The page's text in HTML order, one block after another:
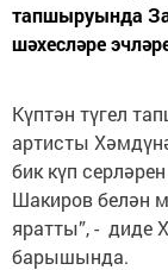
тапшыруында
шәхесләре
Күптән түгел
артисты
бик күп
Шакиров белән
яратты”, - диде
барышында.